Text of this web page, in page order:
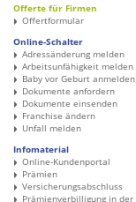
Offerte für Firmen
Offertformular
Online-Schalter
Adressänderung melden
Arbeitsunfähigkeit melden
Baby vor Geburt anmelden
Dokumente anfordern
Dokumente einsenden
Franchise ändern
Unfall melden
Infomaterial
Online-Kundenportal
Prämien
Versicherungsabschluss
Prämienverbilligung in der